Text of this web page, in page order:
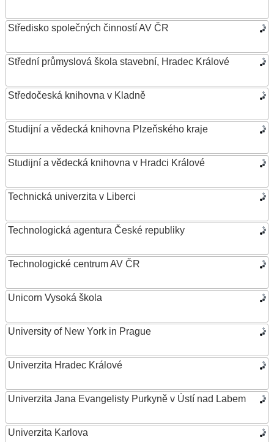
Středisko společných činností AV ČR
Střední průmyslová škola stavební, Hradec Králové
Středočeská knihovna v Kladně
Studijní a vědecká knihovna Plzeňského kraje
Studijní a vědecká knihovna v Hradci Králové
Technická univerzita v Liberci
Technologická agentura České republiky
Technologické centrum AV ČR
Unicorn Vysoká škola
University of New York in Prague
Univerzita Hradec Králové
Univerzita Jana Evangelisty Purkyně v Ústí nad Labem
Univerzita Karlova